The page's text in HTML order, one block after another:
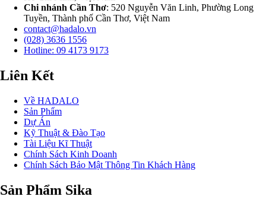
Chi nhánh Cần Thơ: 520 Nguyễn Văn Linh, Phường Long
Tuyền, Thành phố Cần Thơ, Việt Nam
contact@hadalo.vn
(028) 3636 1556
Hotline: 09 4173 9173
Liên Kết
Về HADALO
Sản Phẩm
Dự Án
Kỹ Thuật & Đào Tạo
Tài Liệu Kĩ Thuật
Chính Sách Kinh Doanh
Chính Sách Bảo Mật Thông Tin Khách Hàng
Sản Phẩm Sika